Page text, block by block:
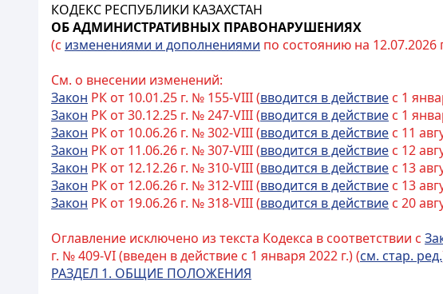
КОДЕКС РЕСПУБЛИКИ КАЗАХСТАН
ОБ АДМИНИСТРАТИВНЫХ ПРАВОНАРУШЕНИЯХ
(с изменениями и дополнениями по состоянию на 12.07.2026
См. о внесении изменений:
Закон РК от 10.01.25 г. № 155-VIII (вводится в действие с 1
Закон РК от 30.12.25 г. № 247-VIII (вводится в действие с 1
Закон РК от 10.06.26 г. № 302-VIII (вводится в действие с 11
Закон РК от 11.06.26 г. № 307-VIII (вводится в действие с 12
Закон РК от 12.12.26 г. № 310-VIII (вводится в действие с 13
Закон РК от 12.06.26 г. № 312-VIII (вводится в действие с 13
Закон РК от 19.06.26 г. № 318-VIII (вводится в действие с 20
Оглавление исключено из текста Кодекса в соответствии с
г. № 409-VI (введен в действие с 1 января 2022 г.) (см. стар. ред.
РАЗДЕЛ 1. ОБЩИЕ ПОЛОЖЕНИЯ